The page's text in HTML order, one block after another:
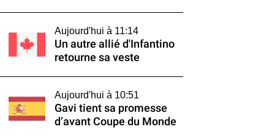
Aujourd'hui à 11:14
Un autre allié d'Infantino
retourne sa veste
Aujourd'hui à 10:51
Gavi tient sa promesse
d’avant Coupe du Monde